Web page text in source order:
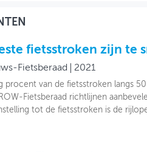
fietsstroken zijn te
Fietsberaad 2021
procent van de fietsstroken langs
Fietsberaad richtlijnen
tot de fietsstroken is de